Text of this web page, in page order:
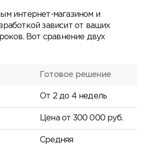
интернет-магазином и
зависит от ваших
Вот сравнение двух
Готовое решение
От 2 до 4 недель
Цена от 300 000 руб.
Средняя